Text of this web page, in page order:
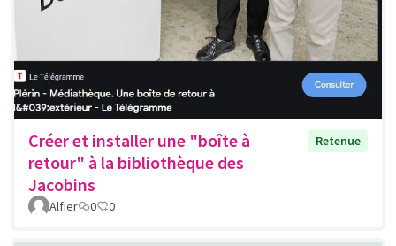
Créer et installer une "boîte à
retour" à la bibliothèque des
Jacobins
Retenue
Alfier 0 0